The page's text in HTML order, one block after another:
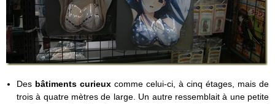
Des bâtiments curieux comme celui-ci, à cinq étages, mais de
trois à quatre mètres de large. Un autre ressemblait à une petite